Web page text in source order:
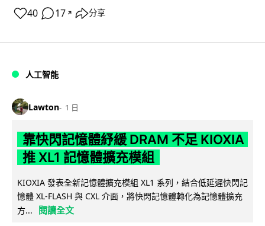
40 17 ↗ 分享
人工智能
Lawton 1 日
靠快閃記憶體紓緩 DRAM 不足 KIOXIA
推 XL1 記憶體擴充模組
KIOXIA 發表全新記憶體擴充模組 XL1 系列，結合低延遲快閃記
憶體 XL-FLASH 與 CXL 介面，將快閃記憶體轉化為記憶體擴充
方...
閱讀全文